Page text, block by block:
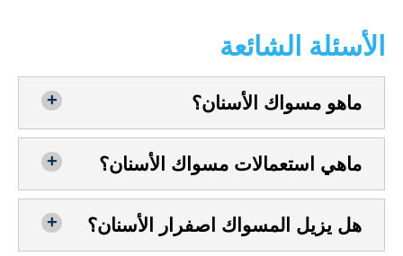
الأسئلة الشائعة
ماهو مسواك الأسنان؟
ماهي استعمالات مسواك الأسنان؟
هل يزيل المسواك اصفرار الأسنان؟